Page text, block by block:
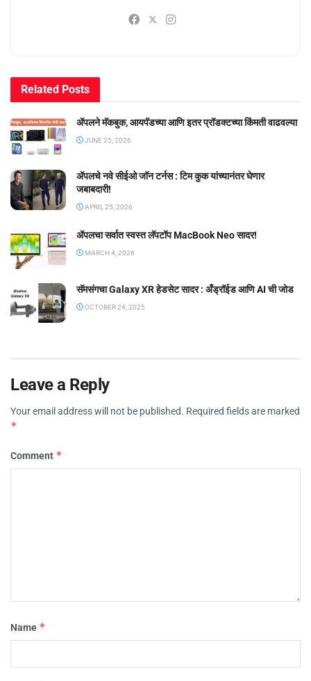
Related Posts
ॲपलने मॅकबुक, आयपॅडच्या आणि इतर प्रॉडक्टच्या किंमती वाढवल्या
JUNE 25, 2026
ॲपलचे नवे सीईओ जॉन टर्नस : टिम कुक यांच्यानंतर घेणार
जबाबदारी!
APRIL 25, 2026
ॲपलचा सर्वात स्वस्त लॅपटॉप MacBook Neo सादर!
MARCH 4, 2026
सॅमसंगचा Galaxy XR हेडसेट सादर : अँड्रॉईड आणि AI ची जोड
OCTOBER 24, 2025
Leave a Reply
Your email address will not be published. Required fields are marked
*
Comment *
Name *